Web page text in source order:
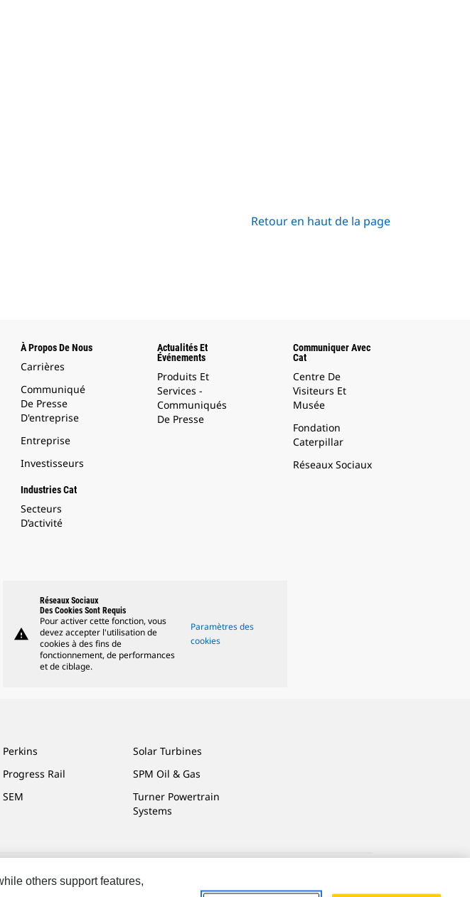
Retour en haut de la page
À Propos De Nous
Carrières
Communiqué
De Presse
D'entreprise
Entreprise
Investisseurs
Industries Cat
Secteurs
D’activité
Actualités Et
Événements
Produits Et
Services -
Communiqués
De Presse
Communiquer Avec
Cat
Centre De
Visiteurs Et
Musée
Fondation
Caterpillar
Réseaux Sociaux
warning
Réseaux Sociaux
Des Cookies Sont Requis
Pour activer cette fonction, vous
devez accepter l'utilisation de
cookies à des fins de
fonctionnement, de performances
et de ciblage.
Paramètres des
cookies
Perkins
Progress Rail
SEM
Solar Turbines
SPM Oil & Gas
Turner Powertrain
Systems
Légales Confidentialité
others support features,